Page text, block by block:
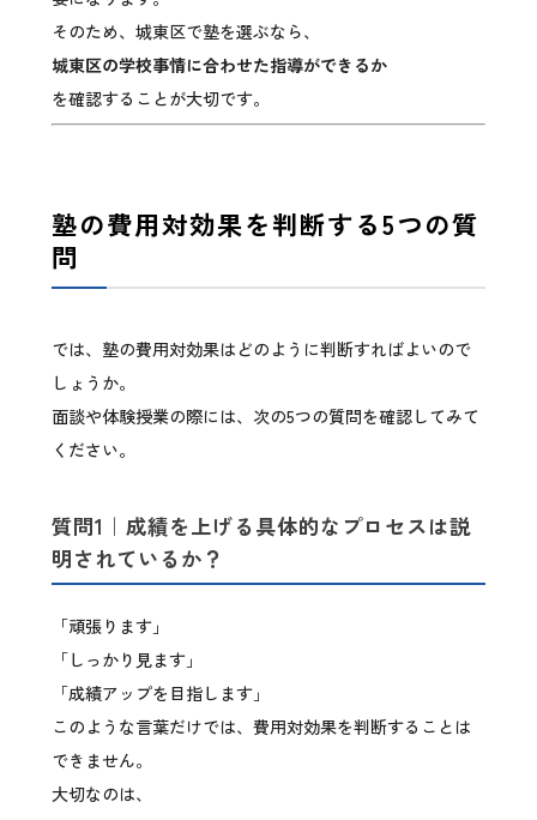
そのため、城東区で塾を選ぶなら、
城東区の学校事情に合わせた指導ができるか
を確認することが大切です。
塾の費用対効果を判断する5つの質
問
では、塾の費用対効果はどのように判断すればよいので
しょうか。
面談や体験授業の際には、次の5つの質問を確認してみて
ください。
質問1｜成績を上げる具体的なプロセスは説
明されているか？
「頑張ります」
「しっかり見ます」
「成績アップを目指します」
このような言葉だけでは、費用対効果を判断することは
できません。
大切なのは、